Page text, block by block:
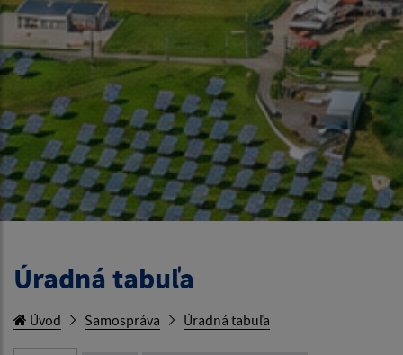
Úradná tabuľa
Úvod Samospráva Úradná tabuľa